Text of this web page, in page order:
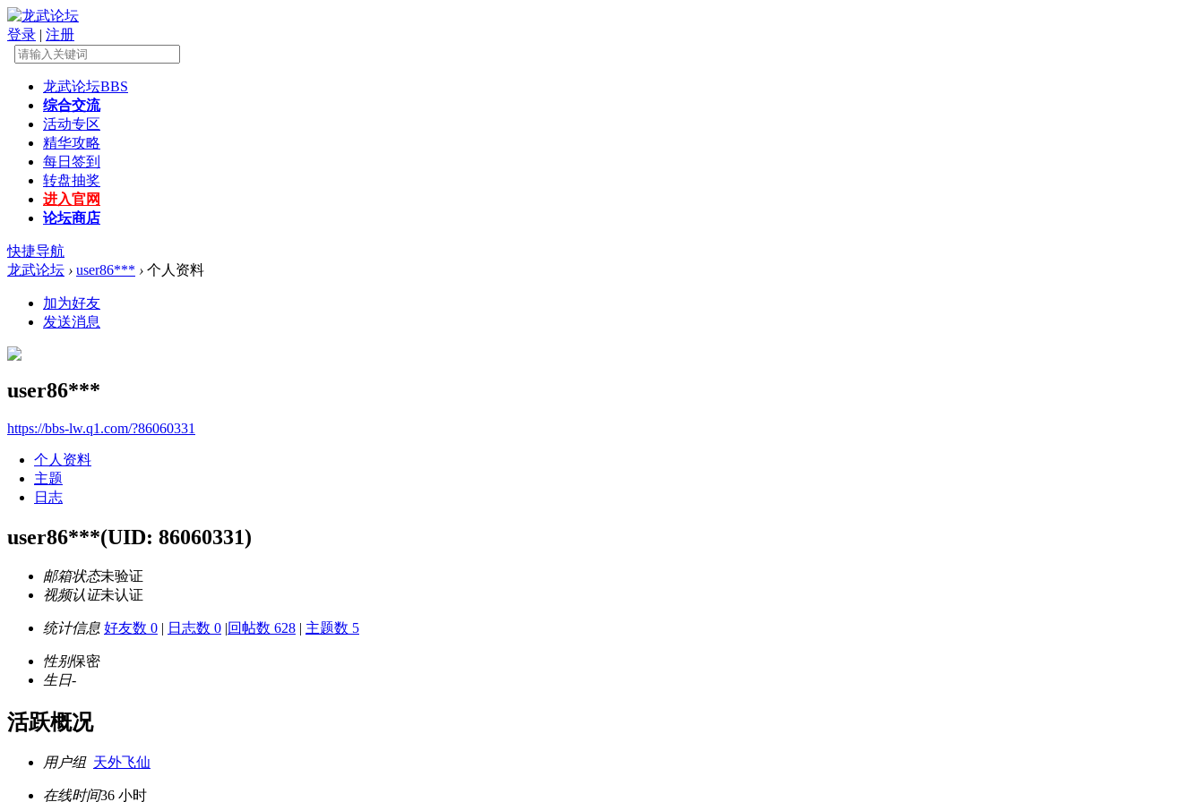
登录 | 注册
龙武论坛BBS
综合交流
活动专区
精华攻略
每日签到
转盘抽奖
进入官网
论坛商店
快捷导航
龙武论坛 › user86*** › 个人资料
加为好友
发送消息
user86***
https://bbs-lw.q1.com/?86060331
个人资料
主题
日志
user86***(UID: 86060331)
邮箱状态未验证
视频认证未认证
统计信息 好友数 0 | 日志数 0 |回帖数 628 | 主题数 5
性别保密
生日-
活跃概况
用户组 天外飞仙
在线时间36 小时